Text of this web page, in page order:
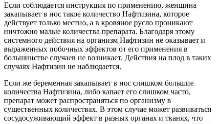
Если соблюдается инструкция по применению, женщина
закапывает в нос такое количество Нафтизина, которое
действует только местно, а в кровяное русло проникают
ничтожно малые количества препарата. Благодаря этому
системного действия на организм Нафтизин не оказывает и
выраженных побочных эффектов от его применения в
большинстве случаев не возникает. Действия на плод в таких
случаях Нафтизин не наблюдается.
Если же беременная закапывает в нос слишком большие
количества Нафтизина, либо капает его слишком часто,
препарат может распространяться по организму в
существенных количествах. В этом случае может развиваться
сосудосуживающий эффект в разных органах и тканях, что